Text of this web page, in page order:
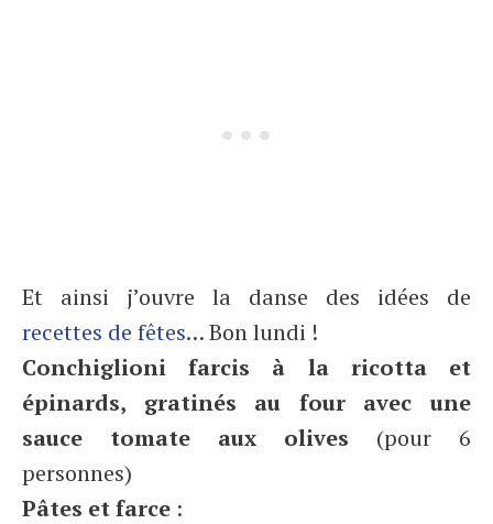
Et ainsi j’ouvre la danse des idées de
recettes de fêtes… Bon lundi !
Conchiglioni farcis à la ricotta et
épinards, gratinés au four avec une
sauce tomate aux olives (pour 6
personnes)
Pâtes et farce :